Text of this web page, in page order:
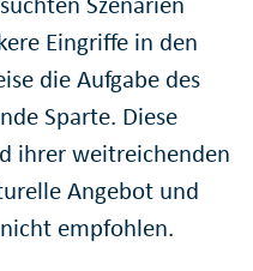
Eingriffe in den
die Aufgabe des
Sparte. Diese
ihrer weitreichenden
Angebot und
empfohlen.